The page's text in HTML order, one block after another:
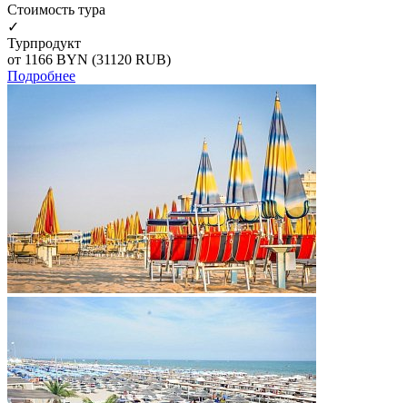
Cтоимость тура
✓
Турпродукт
от 1166 BYN (31120 RUB)
Подробнее